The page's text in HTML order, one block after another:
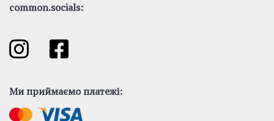
common.socials:
Ми приймаємо платежі: